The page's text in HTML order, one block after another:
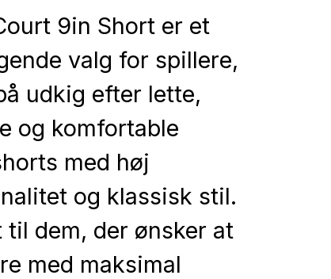
9in Short er et
valg for spillere,
udkig efter lette,
og komfortable
med høj
og klassisk stil.
til dem, der ønsker at
med maksimal